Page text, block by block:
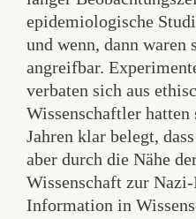
epidemiologische
und wenn, dann waren
angreifbar.
verbaten sich aus
Wissenschaftler hatten
Jahren klar belegt,
aber durch die Nähe
Wissenschaft zur
Information in